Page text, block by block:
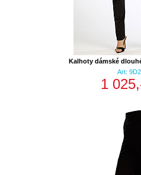
Kalhoty dámské
Art:
1